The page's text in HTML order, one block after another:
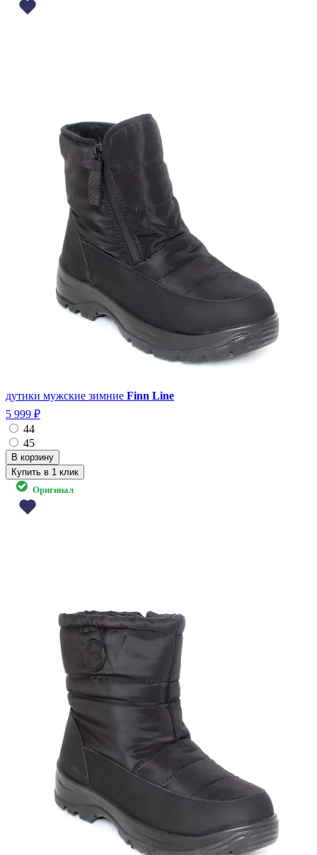
дутики мужские зимние Finn Line
5 999 ₽
44
45
Купить в 1 клик
Оригинал